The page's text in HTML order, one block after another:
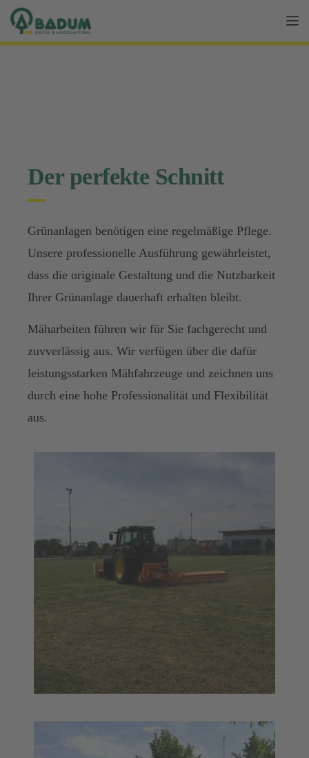
Der perfekte Schnitt
Grünanlagen benötigen eine regelmäßige Pflege.
Unsere professionelle Ausführung gewährleistet,
dass die originale Gestaltung und die Nutzbarkeit
Ihrer Grünanlage dauerhaft erhalten bleibt.
Mäharbeiten führen wir für Sie fachgerecht und
zuvverlässig aus. Wir verfügen über die dafür
leistungsstarken Mähfahrzeuge und zeichnen uns
durch eine hohe Professionalität und Flexibilität
aus.